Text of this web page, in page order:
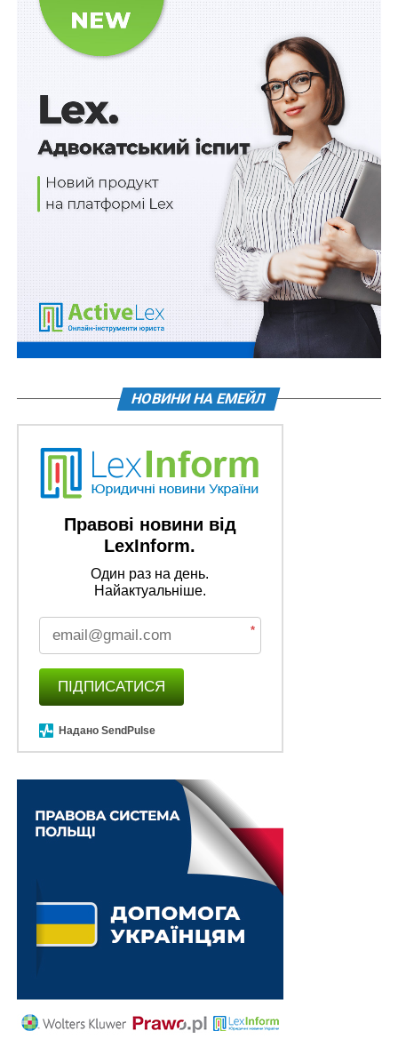
Традиційно під час роботи на щорічній зустрічі ENFSI
розглядалися питання включення нових членів-
установ до членства та відбулося представлення
нових постійних представників до ENFSI. Пишаємось,
що цього року Український науково-дослідний
інститут спеціальної техніки та судових експертиз СБУ
став членом ENFSI. Це вже 4 установа з України, що
долучилася до міжнародної експертної спільноти.
Кожний повинен роботи свою роботу, щоб Україна
перемогла!!!! В єдності наша сила !!!!
Зазначимо, що співробітництво в рамках ENFSI
відкриває багато можливостей для експертних
інститутів. Насамперед це потужна підтримка у
вирішенні актуальних експертних завдань, обмін
наукових розробок на міжнародному рівні.
Схожі статті:
1797 - гранична чисельність працівників
закордонних дипломатичних установ України
Засуджених переводитимуть до інших установ
лише за неможливості усунення неналежних
умов тримання
Додаткова винагорода, передбачена
військовослужбовцям,…
міжнародних виставках
Визначено критерії важливості установ
державної служби
КНДІСЕ
Розпочато мікрофінансування ветеранського
Перший етап сертифікації вчителів відбудеться
10 вересня
НОВИНИ НА ЕМЕЙЛ
Правові новини від
LexInform.
Один раз на день.
Найактуальніше.
*
ПІДПИСАТИСЯ
Надано SendPulse